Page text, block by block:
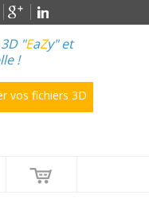
"EaZy" et
!
vos fichiers 3D